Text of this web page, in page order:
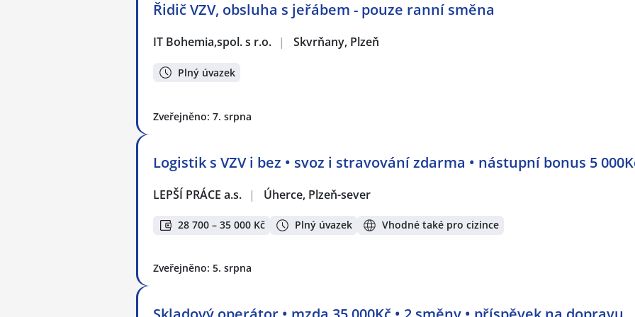
Řidič VZV, obsluha s jeřábem - pouze ranní směna
IT Bohemia,spol. s r.o. | Skvrňany, Plzeň
Plný úvazek
Zveřejněno: 7. srpna
Logistik s VZV i bez • svoz i stravování zdarma • nástupní bonus 5
LEPŠÍ PRÁCE a.s. | Úherce, Plzeň-sever
28 700 – 35 000 Kč Plný úvazek Vhodné také pro cizince
Zveřejněno: 5. srpna